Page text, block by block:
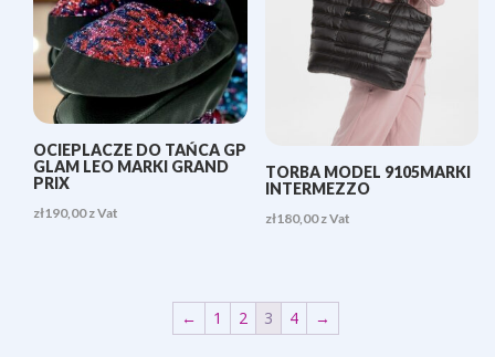
OCIEPLACZE DO TAŃCA GP
GLAM LEO MARKI GRAND
PRIX
zł190,00 z Vat
TORBA MODEL 9105MARKI
INTERMEZZO
zł180,00 z Vat
← 1 2 3 4 →